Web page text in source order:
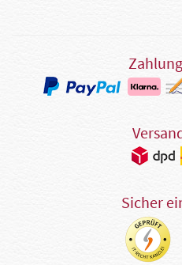
Sicher